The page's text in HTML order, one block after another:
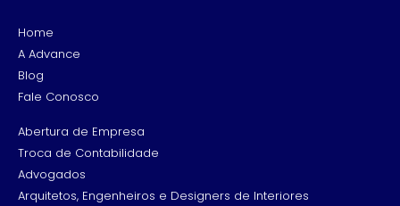
Home
A Advance
Blog
Fale Conosco
Abertura de Empresa
Troca de Contabilidade
Advogados
Arquitetos, Engenheiros e Designers de Interiores